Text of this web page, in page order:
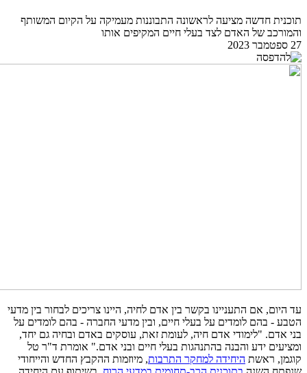
תוכנית חדשה מציעה לראשונה התבוננות מעמיקה על הקיום המשותף
והמורכב של האדם לצד בעלי חיים המקיפים אותו
27 ספטמבר 2023
עד היום, אם התעניינו בקשר בין אדם לחיה, היינו צריכים לבחור בין מדעי
הטבע - בהם לומדים על בעלי חיים, ובין מדעי החברה - בהם לומדים על
בני אדם. "לימודי אדם חיה, לעומת זאת, עוסקים באדם ובחיה גם יחד,
ומציעים ידע והבנה בהתנהגות בעלי חיים ובני אדם." אומרת ד"ר טל
קוגמן, ראשת היחידה למחקר התרבות, מיוזמות ההקבץ החדש והייחודי